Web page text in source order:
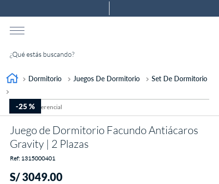
¿Qué estás buscando?
Dormitorio Juegos De Dormitorio Set De Dormitorio
-25 %
Juego de Dormitorio Facundo Antiácaros
Gravity | 2 Plazas
: 1315000401
S/3049.00
TÉRMINOS MÁS BUSCADOS
colchones drimer
3.
ventus
4 .
tarima
5.
cromopedic
6.
cabecera